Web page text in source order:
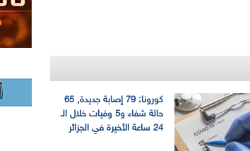
كورونا: 79 إصابة جديدة, 65
حالة شفاء و5 وفيات خلال الـ
24 ساعة الأخيرة في الجزائر